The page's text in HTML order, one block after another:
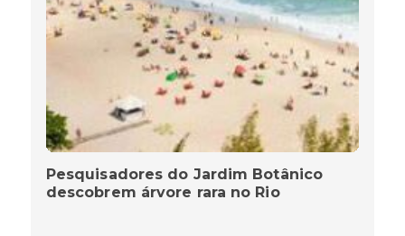
Pesquisadores do Jardim Botânico
descobrem árvore rara no Rio